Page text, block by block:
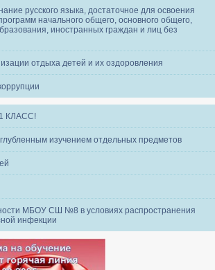
русского языка, достаточное для освоения
начального общего, основного общего,
иностранных граждан и лиц без
отдыха детей и их оздоровления
КЛАСС!
изучением отдельных предметов
МБОУ СШ №8 в условиях распространения
инфекции